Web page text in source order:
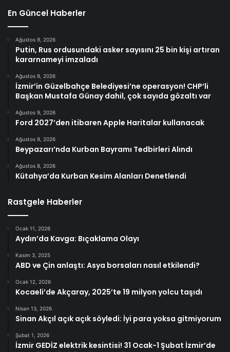
En Güncel Haberler
Ağustos 9, 2026
Putin, Rus ordusundaki asker sayısını 25 bin kişi artıran
kararnameyi imzaladı
Ağustos 9, 2026
İzmir’in Güzelbahçe Belediyesi’ne operasyon! CHP’li
Başkan Mustafa Günay dahil, çok sayıda gözaltı var
Ağustos 9, 2026
Ford 2027’den itibaren Apple Haritalar kullanacak
Ağustos 9, 2026
Beypazarı’nda Kurban Bayramı Tedbirleri Alındı
Ağustos 8, 2026
Kütahya’da Kurban Kesim Alanları Denetlendi
Rastgele Haberler
Ocak 11, 2026
Aydın’da Kavga: Bıçaklama Olayı
Kasım 3, 2025
ABD ve Çin anlaştı: Asya borsaları nasıl etkilendi?
Ocak 12, 2026
Kocaeli’de Akçaray, 2025’te 19 milyon yolcu taşıdı
Nisan 13, 2026
Sinan Akçıl açık açık söyledi: İyi para yoksa gitmiyorum
Şubat 1, 2026
İzmir GEDİZ elektrik kesintisi! 31 Ocak-1 Şubat İzmir’de